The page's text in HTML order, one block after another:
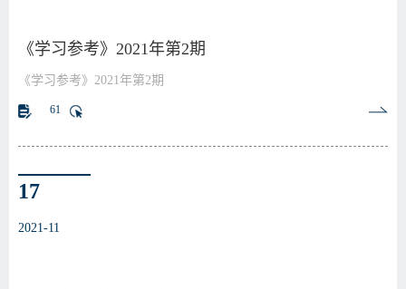
《学习参考》2021年第2期
《学习参考》2021年第2期
61
17
2021-11